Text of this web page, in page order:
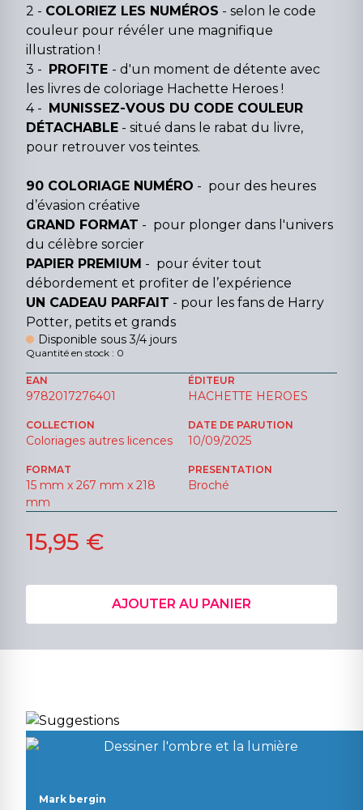
2 - COLORIEZ LES NUMÉROS - selon le code
couleur pour révéler une magnifique
illustration !
3 - PROFITE - d'un moment de détente avec
les livres de coloriage Hachette Heroes !
4 - MUNISSEZ-VOUS DU CODE COULEUR
DÉTACHABLE - situé dans le rabat du livre,
pour retrouver vos teintes.
90 COLORIAGE NUMÉRO - pour des heures
d’évasion créative
GRAND FORMAT - pour plonger dans l'univers
du célèbre sorcier
PAPIER PREMIUM - pour éviter tout
débordement et profiter de l’expérience
UN CADEAU PARFAIT - pour les fans de Harry
Potter, petits et grands
Disponible sous 3/4 jours
Quantité en stock : 0
EAN
9782017276401
ÉDITEUR
HACHETTE HEROES
COLLECTION
Coloriages autres licences
DATE DE PARUTION
10/09/2025
FORMAT
15 mm x 267 mm x 218
mm
PRESENTATION
Broché
15,95 €
AJOUTER AU PANIER
Mark bergin